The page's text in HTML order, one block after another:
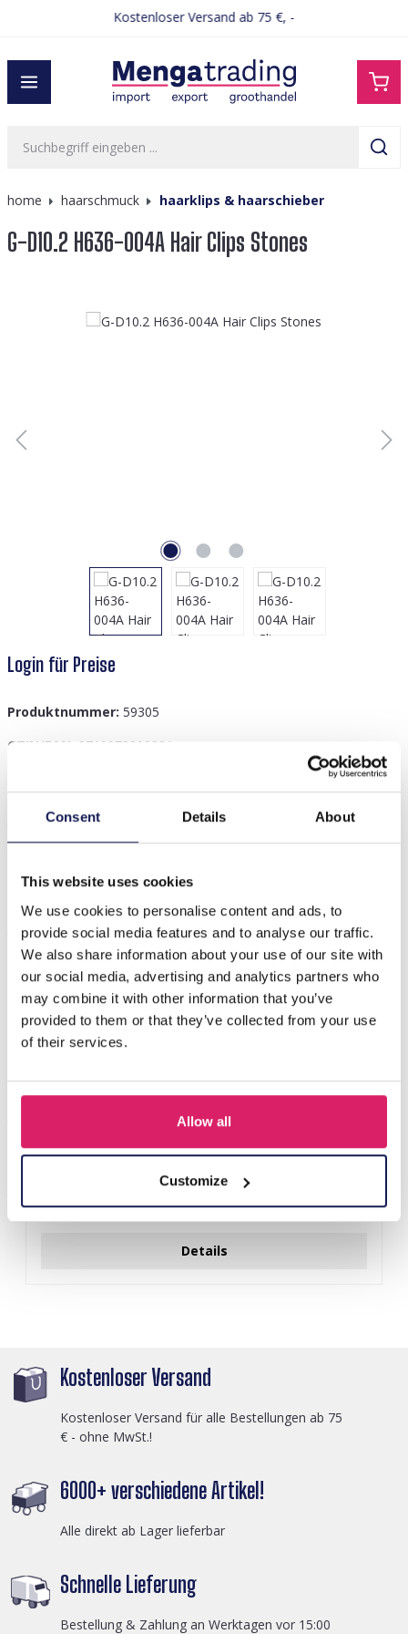
Consent Details About
This website uses cookies
We use cookies to personalise content and ads, to
provide social media features and to analyse our traffic.
We also share information about your use of our site with
our social media, advertising and analytics partners who
may combine it with other information that you’ve
provided to them or that they’ve collected from your use
of their services.
Allow all
Customize
Kostenloser Versand ab 75 €, -
home haarschmuck haarklips & haarschieber
G-D10.2 H636-004A Hair Clips Stones
Bildergalerie überspringen
Login für Preise
Produktnummer: 59305
GTIN/EAN: 8719978898381
Beschreibung
Andere kauften auch
S-B8.5 H919-003-2 Hair Clip Set 3pcs
Details
Kostenloser Versand
Kostenloser Versand für alle Bestellungen ab 75
€ - ohne MwSt.!
6000+ verschiedene Artikel!
Alle direkt ab Lager lieferbar
Schnelle Lieferung
Bestellung & Zahlung an Werktagen vor 15:00